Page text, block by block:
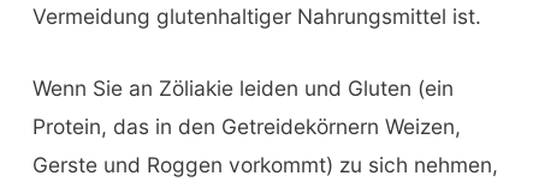
Vermeidung glutenhaltiger Nahrungsmittel ist.
Wenn Sie an Zöliakie leiden und Gluten (ein
Protein, das in den Getreidekörnern Weizen,
Gerste und Roggen vorkommt) zu sich nehmen,